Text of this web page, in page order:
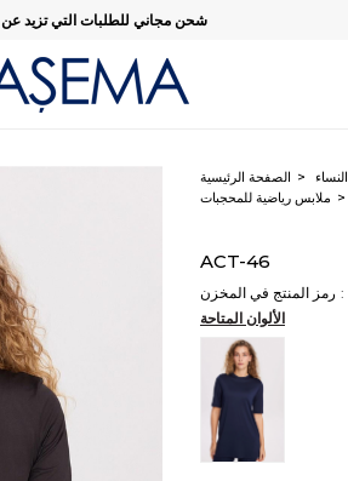
شحن مجاني للطلبات التي تزيد عن 300 دولارًا
الصفحة الرئيسية النساء
ملابس رياضية للمحجبات
ACT-46
رمز المنتج في المخزن
الألوان المتاحة